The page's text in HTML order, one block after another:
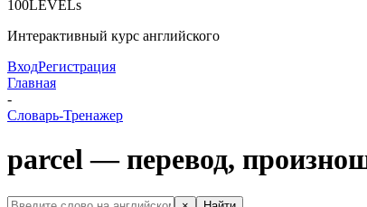
100LEVELs
Интерактивный курс английского
ВходРегистрация
Главная
-
Словарь-Тренажер
parcel — перевод,